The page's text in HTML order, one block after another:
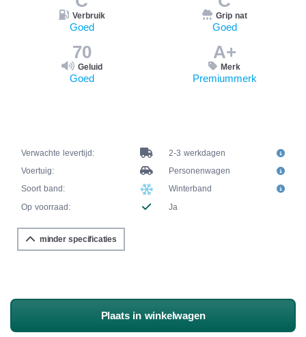
Verbruik
Goed
Grip nat
Goed
70
Geluid
Goed
A+
Merk
Premiummerk
Verwachte levertijd:
2-3 werkdagen
Voertuig:
Personenwagen
Soort band:
Winterband
Op voorraad:
Ja
minder specificaties
Plaats in winkelwagen